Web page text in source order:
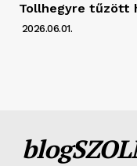
Tollhegyre tűzött
2026.06.01.